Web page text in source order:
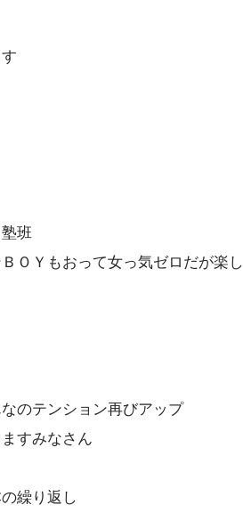
班
ＯＹもおって女っ気ゼロだが楽し
のテンション再びアップ
すみなさん
繰り返し